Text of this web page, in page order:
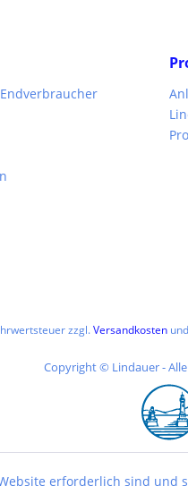
zzgl.Versandkosten
Copyright © Lindauer -
erforderlich sind und